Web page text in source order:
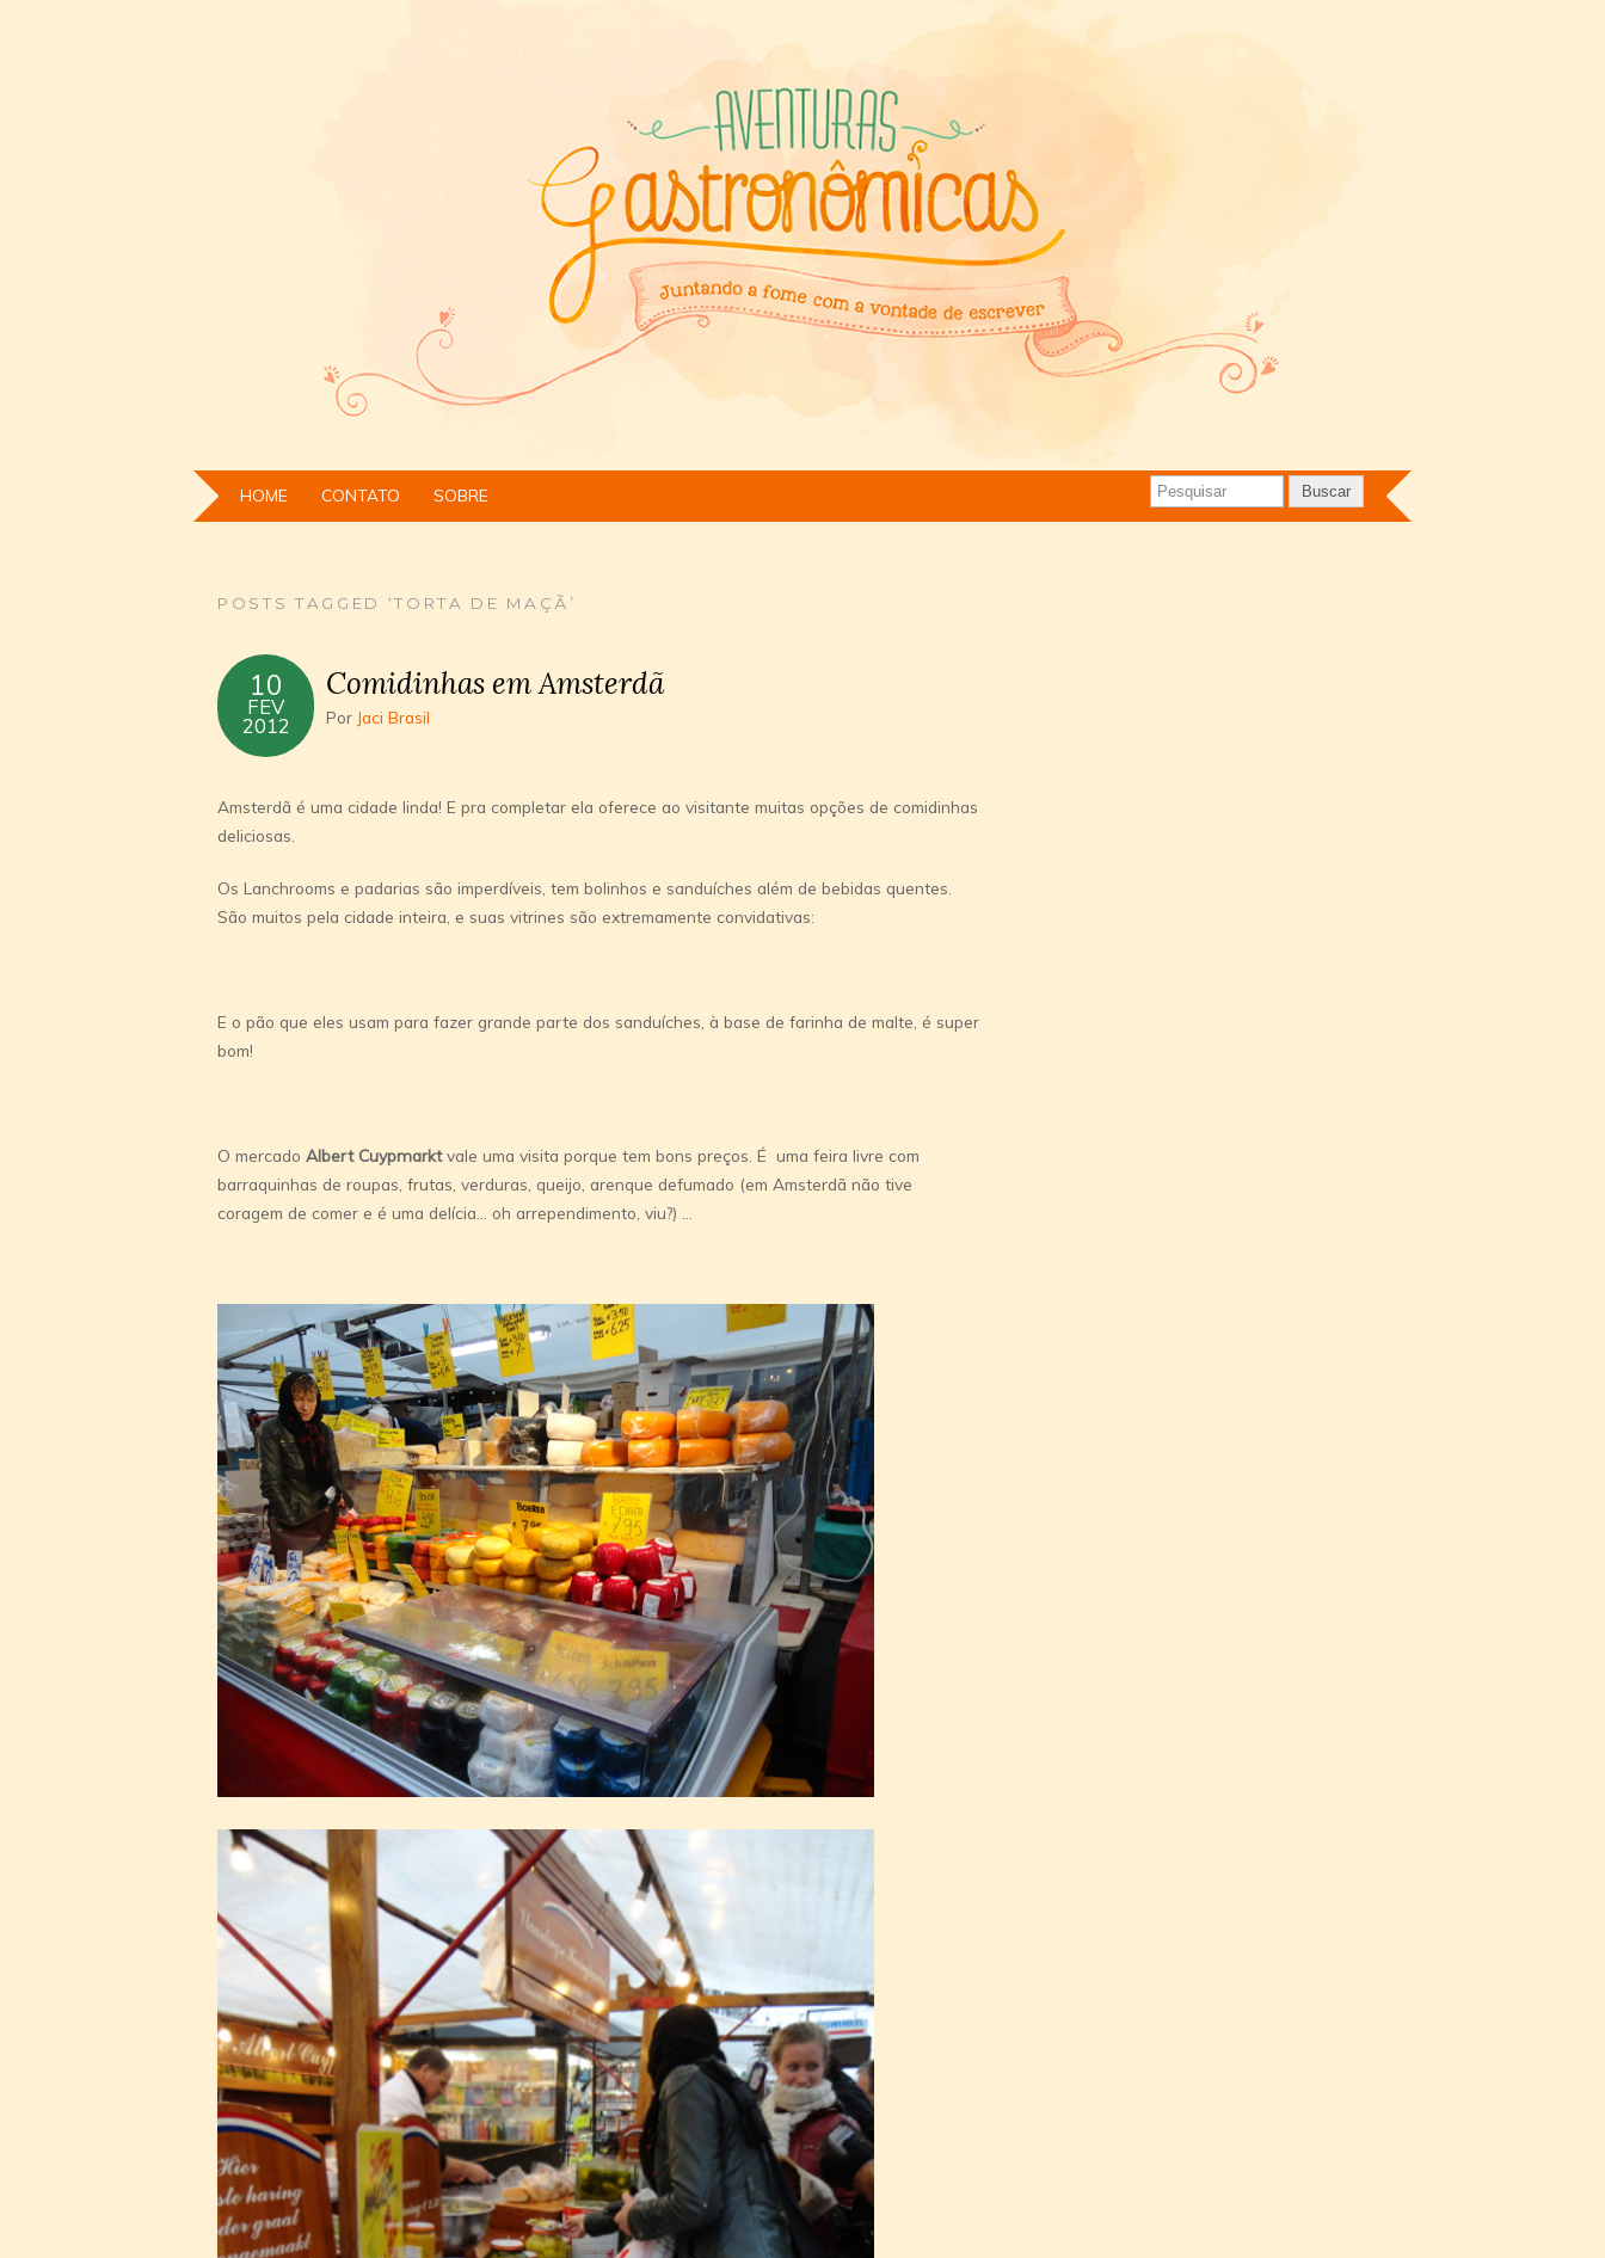
HOME CONTATO SOBRE
POSTS TAGGED ‘TORTA DE MAÇÃ’
10
FEV
2012
Comidinhas em Amsterdã
Por Jaci Brasil
Amsterdã é uma cidade linda! E pra completar ela oferece ao visitante muitas opções de comidinhas
deliciosas.
Os Lanchrooms e padarias são imperdíveis, tem bolinhos e sanduíches além de bebidas quentes.
São muitos pela cidade inteira, e suas vitrines são extremamente convidativas:
E o pão que eles usam para fazer grande parte dos sanduíches, à base de farinha de malte, é super
bom!
O mercado Albert Cuypmarktvale uma visita porque tem bons preços. É uma feira livre com
barraquinhas de roupas, frutas, verduras, queijo, arenque defumado (em Amsterdã não tive
coragem de comer e é uma delícia… oh arrependimento, viu?) …